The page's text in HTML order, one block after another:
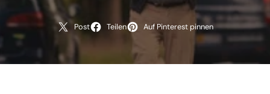
Post Teilen Auf Pinterest pinnen